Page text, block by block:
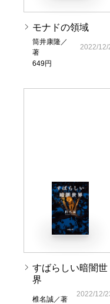
モナドの領域
筒井康隆／
著
649円
2022/12/
すばらしい暗闇世
界
椎名誠／著
2022/12/